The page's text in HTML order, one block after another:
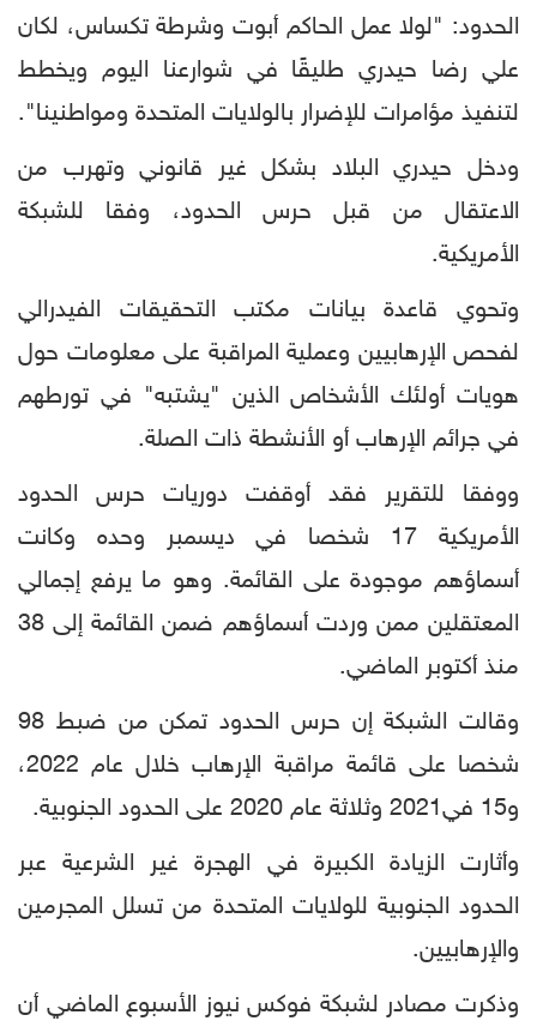
الحدود: "لولا عمل الحاكم أبوت وشرطة تكساس، لكان
علي رضا حيدري طليقًا في شوارعنا اليوم ويخطط
لتنفيذ مؤامرات للإضرار بالولايات المتحدة ومواطنينا".
ودخل حيدري البلاد بشكل غير قانوني وتهرب من
الاعتقال من قبل حرس الحدود، وفقا للشبكة
الأمريكية.
وتحوي قاعدة بيانات مكتب التحقيقات الفيدرالي
لفحص الإرهابيين وعملية المراقبة على معلومات حول
هويات أولئك الأشخاص الذين "يشتبه" في تورطهم
في جرائم الإرهاب أو الأنشطة ذات الصلة.
ووفقا للتقرير فقد أوقفت دوريات حرس الحدود
الأمريكية 17 شخصا في ديسمبر وحده وكانت
أسماؤهم موجودة على القائمة. وهو ما يرفع إجمالي
المعتقلين ممن وردت أسماؤهم ضمن القائمة إلى 38
منذ أكتوبر الماضي.
وقالت الشبكة إن حرس الحدود تمكن من ضبط 98
شخصا على قائمة مراقبة الإرهاب خلال عام 2022،
و15 في2021 وثلاثة عام 2020 على الحدود الجنوبية.
وأثارت الزيادة الكبيرة في الهجرة غير الشرعية عبر
الحدود الجنوبية للولايات المتحدة من تسلل المجرمين
والإرهابيين.
وذكرت مصادر لشبكة فوكس نيوز الأسبوع الماضي أن